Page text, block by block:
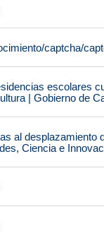
captcha/
escolares
| Gobierno de
al desplazamiento
Ciencia e